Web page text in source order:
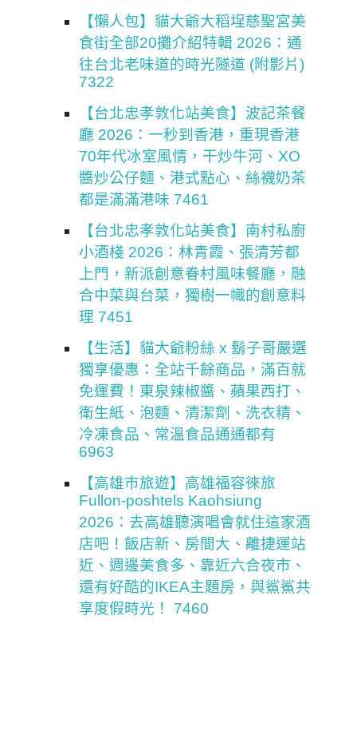
【懶人包】貓大爺大稻埕慈聖宮美
食街全部20攤介紹特輯 2026：通
往台北老味道的時光隧道 (附影片)
7322
【台北忠孝敦化站美食】波記茶餐
廳 2026：一秒到香港，重現香港
70年代冰室風情，干炒牛河、XO
醬炒公仔麵、港式點心、絲襪奶茶
都是滿滿港味 7461
【台北忠孝敦化站美食】南村私廚
小酒棧 2026：林青霞、張清芳都
上門，新派創意眷村風味餐廳，融
合中菜與台菜，獨樹一幟的創意料
理 7451
【生活】貓大爺粉絲 x 鬍子哥嚴選
獨享優惠：全站千餘商品，滿百就
免運費！東泉辣椒醬、蘋果西打、
衛生紙、泡麵、清潔劑、洗衣精、
冷凍食品、常溫食品通通都有
6963
【高雄市旅遊】高雄福容徠旅
Fullon-poshtels Kaohsiung
2026：去高雄聽演唱會就住這家酒
店吧！飯店新、房間大、離捷運站
近、週邊美食多、靠近六合夜市、
還有好酷的IKEA主題房，與鯊鯊共
享度假時光！ 7460